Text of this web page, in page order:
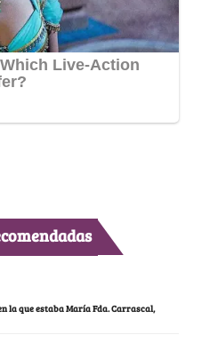
la que estaba María Fda. Carrascal,